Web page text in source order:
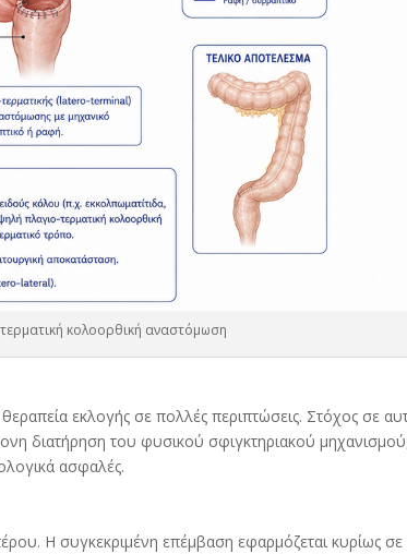
κολοορθική αναστόμωση
εκλογής σε πολλές περιπτώσεις. Στόχος σε
διατήρηση του φυσικού σφιγκτηριακού
ασφαλές.
Η συγκεκριμένη επέμβαση εφαρμόζεται κυρίως σε